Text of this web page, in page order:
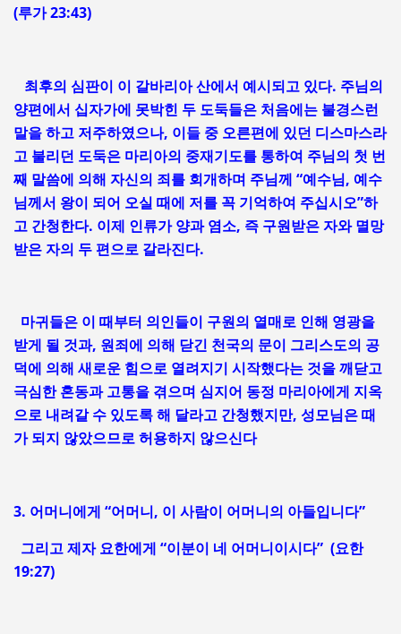
(루가 23:43)
최후의 심판이 이 갈바리아 산에서 예시되고 있다. 주님의
양편에서 십자가에 못박힌 두 도둑들은 처음에는 불경스런
말을 하고 저주하였으나, 이들 중 오른편에 있던 디스마스라
고 불리던 도둑은 마리아의 중재기도를 통하여 주님의 첫 번
째 말씀에 의해 자신의 죄를 회개하며 주님께 “예수님, 예수
님께서 왕이 되어 오실 때에 저를 꼭 기억하여 주십시오”하
고 간청한다. 이제 인류가 양과 염소, 즉 구원받은 자와 멸망
받은 자의 두 편으로 갈라진다.
마귀들은 이 때부터 의인들이 구원의 열매로 인해 영광을
받게 될 것과, 원죄에 의해 닫긴 천국의 문이 그리스도의 공
덕에 의해 새로운 힘으로 열려지기 시작했다는 것을 깨닫고
극심한 혼동과 고통을 겪으며 심지어 동정 마리아에게 지옥
으로 내려갈 수 있도록 해 달라고 간청했지만, 성모님은 때
가 되지 않았으므로 허용하지 않으신다
3. 어머니에게 “어머니, 이 사람이 어머니의 아들입니다”
그리고 제자 요한에게 “이분이 네 어머니이시다” (요한
19:27)